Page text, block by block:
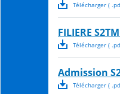
Télécharger( .
FILIERE
Télécharger( .
Admission
Télécharger( .